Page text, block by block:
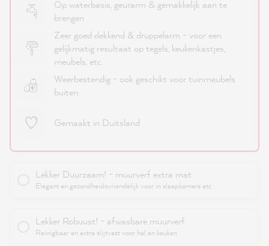
Op waterbasis, geurarm & gemakkelijk aan te
brengen
Zeer goed dekkend & druppelarm - voor een
gelijkmatig resultaat op tegels, keukenkastjes,
meubels, etc.
Weerbestendig - ook geschikt voor tuinmeubels
buiten.
Gemaakt in Duitsland
Lekker Duurzaam! - muurverf extra mat
Elegant en gezondheidsvriendelijk voor in slaapkamers etc.
Lekker Robuust! - afwasbare muurverf
Reinigbaar en extra slijtvast voor hal en keuken